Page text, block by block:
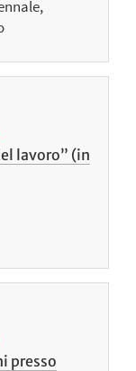
lavoro” (in
presso